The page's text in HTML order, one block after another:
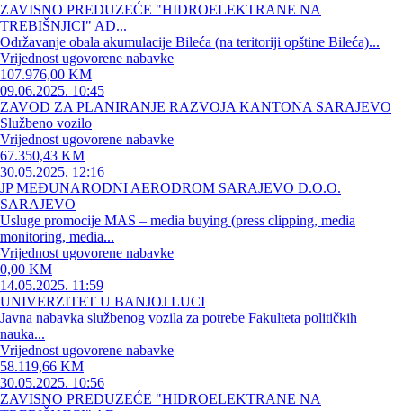
ZAVISNO PREDUZEĆE "HIDROELEKTRANE NA
TREBIŠNJICI" AD...
Održavanje obala akumulacije Bileća (na teritoriji opštine Bileća)...
Vrijednost ugovorene nabavke
107.976,00 KM
09.06.2025. 10:45
ZAVOD ZA PLANIRANJE RAZVOJA KANTONA SARAJEVO
Službeno vozilo
Vrijednost ugovorene nabavke
67.350,43 KM
30.05.2025. 12:16
JP MEĐUNARODNI AERODROM SARAJEVO D.O.O.
SARAJEVO
Usluge promocije MAS – media buying (press clipping, media
monitoring, media...
Vrijednost ugovorene nabavke
0,00 KM
14.05.2025. 11:59
UNIVERZITET U BANJOJ LUCI
Javna nabavka službenog vozila za potrebe Fakulteta političkih
nauka...
Vrijednost ugovorene nabavke
58.119,66 KM
30.05.2025. 10:56
ZAVISNO PREDUZEĆE "HIDROELEKTRANE NA